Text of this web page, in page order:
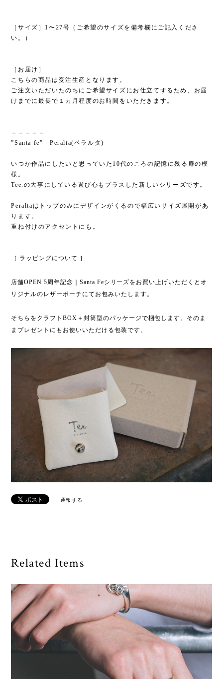
［サイズ］1〜27号（ご希望のサイズを備考欄にご記入くださ
い。）
［お届け］
こちらの商品は受注生産となります。
ご注文いただいたのちにご希望サイズにお仕立てするため、お届
けまでに最長で１カ月程度のお時間をいただきます。
＝＝＝＝＝
”Santa fe” Peralta(ペラルタ)
いつか作品にしたいと思っていた10代のころの記憶に残る扉の模
様。
Tee.の大事にしている遊び心もプラスした新しいシリーズです。
Peraltaはトップのみにデザインがくるので幅広いサイズ展開があ
ります。
重ね付けのアクセントにも。
［ ラッピングについて ］
店舗OPEN 5周年記念｜Santa Feシリーズをお買い上げいただくとオ
リジナルのレザーポーチにてお包みいたします。
そちらをクラフトBOX＋封筒型のパッケージで梱包します。そのま
まプレゼントにもお使いいただける包装です。
通報する
Related Items